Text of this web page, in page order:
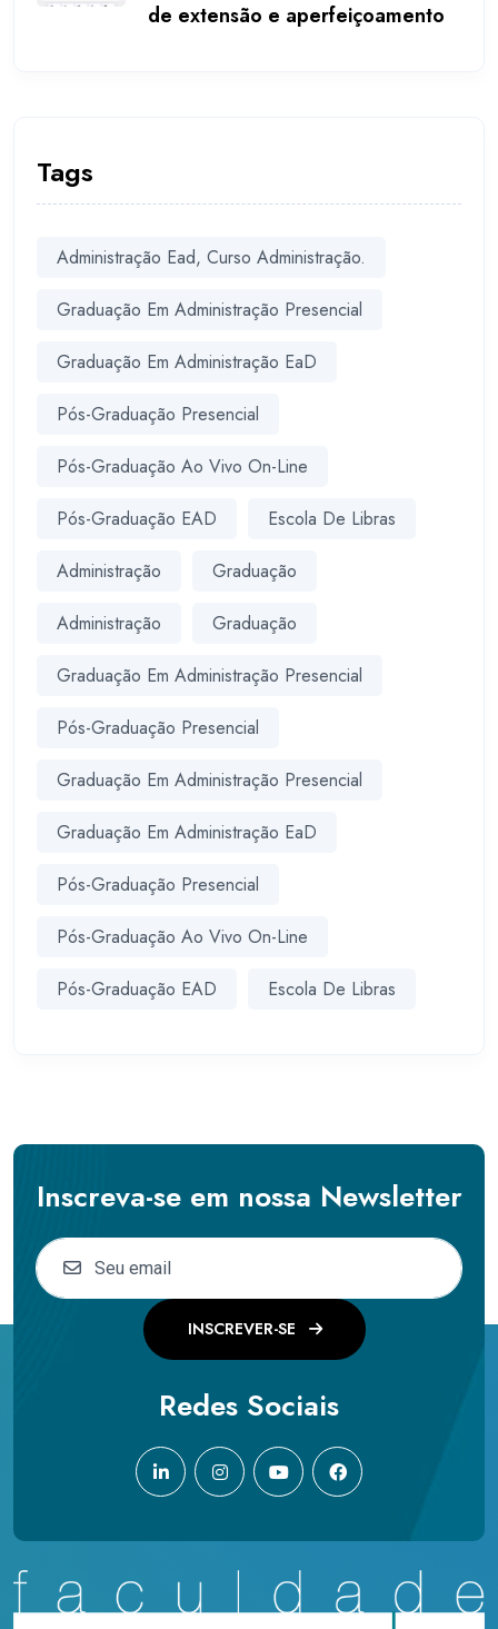
de extensão e aperfeiçoamento
Tags
Administração Ead, Curso Administração.
Graduação Em Administração Presencial
Graduação Em Administração EaD
Pós-Graduação Presencial
Pós-Graduação Ao Vivo On-Line
Pós-Graduação EAD Escola De Libras
Administração Graduação
Administração Graduação
Graduação Em Administração Presencial
Pós-Graduação Presencial
Graduação Em Administração Presencial
Graduação Em Administração EaD
Pós-Graduação Presencial
Pós-Graduação Ao Vivo On-Line
Pós-Graduação EAD Escola De Libras
Inscreva-se em nossa Newsletter
INSCREVER-SE
Redes Sociais